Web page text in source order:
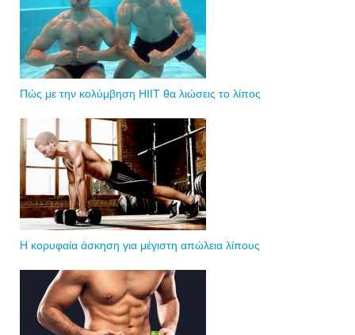
Πώς με την κολύμβηση HIIT θα λιώσεις το λίπος
Η κορυφαία άσκηση για μέγιστη απώλεια λίπους